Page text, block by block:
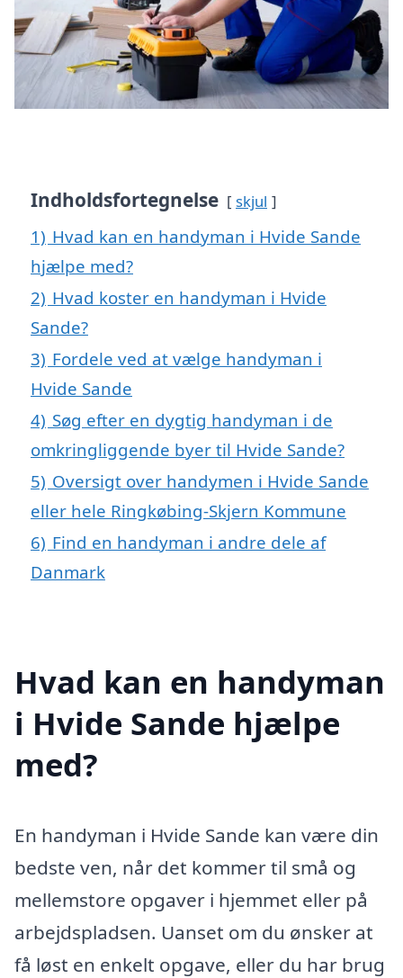
Indholdsfortegnelse skjul
1) Hvad kan en handyman i Hvide Sande
hjælpe med?
2) Hvad koster en handyman i Hvide
Sande?
3) Fordele ved at vælge handyman i
Hvide Sande
4) Søg efter en dygtig handyman i de
omkringliggende byer til Hvide Sande?
5) Oversigt over handymen i Hvide Sande
eller hele Ringkøbing-Skjern Kommune
6) Find en handyman i andre dele af
Danmark
Hvad kan en handyman
i Hvide Sande hjælpe
med?
En handyman i Hvide Sande kan være din
bedste ven, når det kommer til små og
mellemstore opgaver i hjemmet eller på
arbejdspladsen. Uanset om du ønsker at
få løst en enkelt opgave, eller du har brug